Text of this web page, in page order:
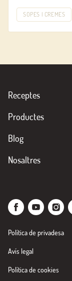
SOPES I CREMES
Receptes
Productes
Blog
Nosaltres
Política de privadesa
Avís legal
Política de cookies